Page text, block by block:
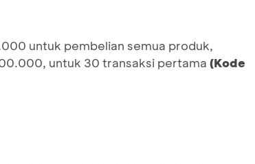
untuk pembelian semua produk,
untuk 30 transaksi pertama (Kode